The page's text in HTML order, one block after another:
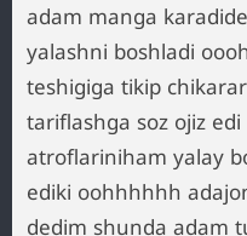
adam manga
yalashni boshladi
teshigiga tikip
tariflashga soz ojiz
atroflariniham yalay
ediki oohhhhhh
dedim shunda adam